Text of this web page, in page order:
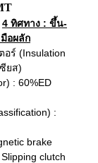
4 ทิศทาง : ขึ้น-
อผลัก
ร์ (Insulation
ยส)
: 60%ED
:
brake
clutch